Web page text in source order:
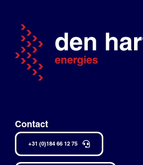
Contact
+31 (0)184 66 12 75